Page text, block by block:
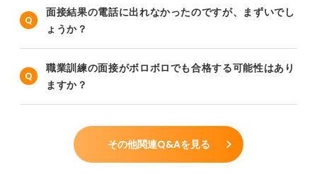
面接結果の電話に出れなかったのですが、まずいでし
ょうか？
職業訓練の面接がボロボロでも合格する可能性はあり
ますか？
その他関連Q&Aを見る